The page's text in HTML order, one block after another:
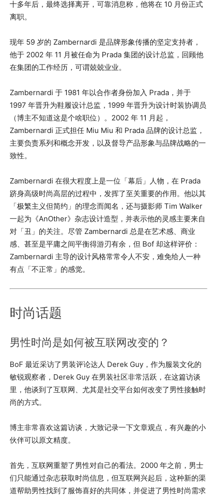
十多年后，最终选择离开，可靠消息称，他将在 10 月份正式
离职。
现年 59 岁的 Zambernardi 是品牌形象传播的坚定支持者，
他于 2002 年 11 月被任命为 Prada 集团的设计总监，回顾他
在集团的工作经历，可谓兢兢业业。
Zambernardi 于 1981 年以合作者身份加入 Prada，并于
1997 年晋升为鞋履设计总监，1999 年晋升为设计时装协调员
（博主不知道这是个啥职位）。2002 年 11 月起，
Zambernardi 正式担任 Miu Miu 和 Prada 品牌的设计总监，
主要负责系列和概念开发，以及督导产品形象与品牌战略的一
致性。
Zambernardi 在很大程度上是一位「幕后」人物，在 Prada
跻身高级时尚高层的过程中，发挥了至关重要的作用。他以其
「极繁主义但简约」的理念而闻名，还与摄影师 Tim Walker
一起为《AnOther》杂志设计造型，并表示他的灵感主要来自
对「丑」的关注。尽管 Zambernardi 总是在艺术感、商业
感、甚至是平庸之间平衡得游刃有余，但 Bof 却这样评价：
Zambernardi 主导的设计风格常常令人不安，难免给人一种
有点「不正常」的感觉。
时尚话题
男性时尚是如何被互联网改变的？
BoF 最近采访了男装评论达人 Derek Guy，作为服装文化的
敏锐观察者，Derek Guy 在男装社区非常活跃，在这篇访谈
里，他谈到了互联网、尤其是社交平台如何改变了男性接触时
尚的方式。
博主非常喜欢这篇访谈，大致记录一下文章观点，有兴趣的小
伙伴可以原文精度。
首先，互联网重塑了男性对自己的看法。2000 年之前，男士
们只能通过杂志获取时尚信息，但互联网兴起后，这种新的渠
道帮助男性找到了服饰喜好的共同体，并促进了男性时尚需求